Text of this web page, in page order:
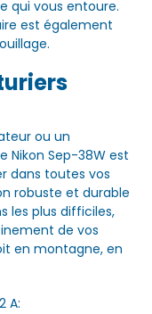
qui vous entoure.
est également
ou un
Nikon Sep-38W est
dans toutes vos
robuste et durable
les plus difficiles,
de vos
en montagne, en
A: